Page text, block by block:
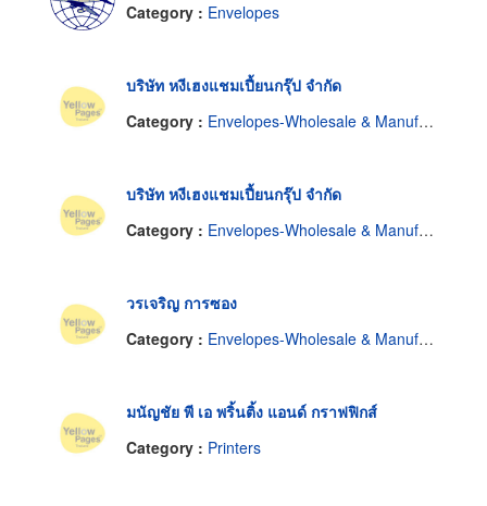
Category : Envelopes
บริษัท หงีเฮงแชมเปี้ยนกรุ๊ป จำกัด
Category : Envelopes-Wholesale & Manufacturers
บริษัท หงีเฮงแชมเปี้ยนกรุ๊ป จำกัด
Category : Envelopes-Wholesale & Manufacturers
วรเจริญ การซอง
Category : Envelopes-Wholesale & Manufacturers
มนัญชัย พี เอ พริ้นติ้ง แอนด์ กราฟฟิกส์
Category : Printers